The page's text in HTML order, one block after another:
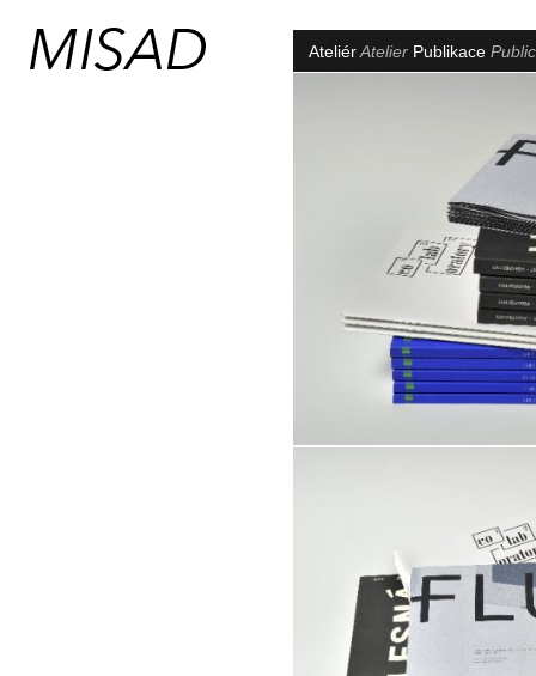
AteliérAtelier Publikace